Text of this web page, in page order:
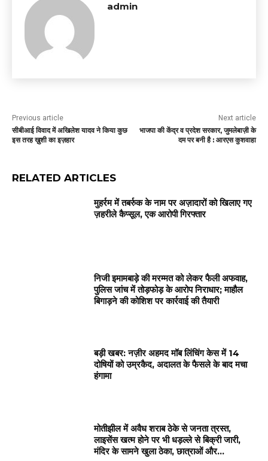
admin
Previous article
सीबीआई विवाद में अखिलेश यादव ने किया कुछ
इस तरह ख़ुशी का इज़हार
Next article
भाजपा की केंद्र व प्रदेश सरकार, जुमलेबाज़ी के
दम पर बनी है : आरएस कुशवाहा
RELATED ARTICLES
मुहर्रम में तबर्रुक के नाम पर अज़ादारों को खिलाए गए
ज़हरीले कैप्सूल, एक आरोपी गिरफ्तार
निजी इमामबाड़े की मरम्मत को लेकर फैली अफवाह,
पुलिस जांच में तोड़फोड़ के आरोप निराधार; माहौल
बिगाड़ने की कोशिश पर कार्रवाई की तैयारी
बड़ी खबर: नज़ीर अहमद मॉब लिंचिंग केस में 14
दोषियों को उम्रकैद, अदालत के फैसले के बाद मचा
हंगामा
मोतीझील में अवैध शराब ठेके से जनता त्रस्त,
लाइसेंस खत्म होने पर भी धड़ल्ले से बिक्री जारी,
मंदिर के सामने खुला ठेका, छात्राओं और...